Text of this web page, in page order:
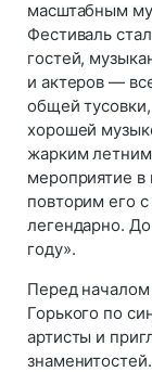
масштабным
Фестиваль
гостей,
и актеров —
общей
хорошей
жарким
мероприятие в
повторим его
легендарно.
году».
Перед началом
Горького по
артисты и